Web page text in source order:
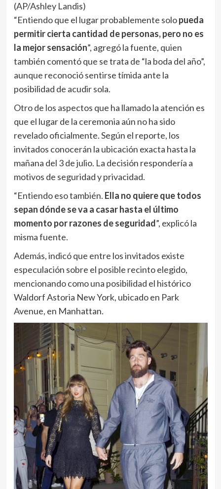
(AP/Ashley Landis)
“Entiendo que el lugar probablemente solopueda
permitir cierta cantidad de personas, pero no es
la mejor sensación”, agregó la fuente, quien
también comentó que se trata de “la boda del año”,
aunque reconoció sentirse tímida ante la
posibilidad de acudir sola.
Otro de los aspectos que ha llamado la atención es
que el lugar de la ceremonia aún no ha sido
revelado oficialmente. Según el reporte, los
invitados conocerán la ubicación exacta hasta la
mañana del 3 de julio. La decisión respondería a
motivos de seguridad y privacidad.
“Entiendo eso también. Ella no quiere que todos
sepan dónde se va a casar hasta el último
momento por razones de seguridad”, explicó la
misma fuente.
Además, indicó que entre los invitados existe
especulación sobre el posible recinto elegido,
mencionando como una posibilidad el histórico
Waldorf Astoria New York, ubicado en Park
Avenue, en Manhattan.